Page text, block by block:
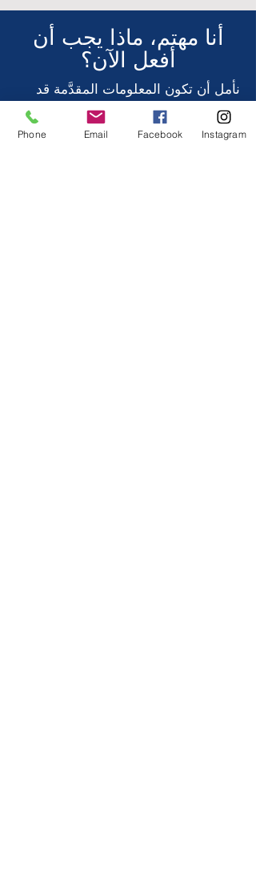
أنا مهتم، ماذا يجب أن
أفعل الآن؟
نأمل أن تكون المعلومات المقدَّمة قد
نالت اهتمامك. قد تبدو التفاصيل غير
واضحة في البداية، لذلك ننصحك بزيارتنا
Phone Email Facebook Instagram